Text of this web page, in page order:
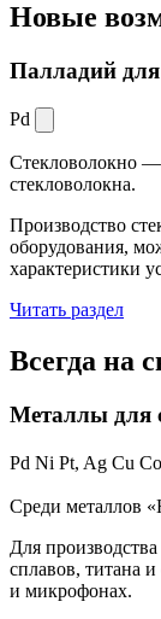
Новые
Палладий для
Pd
Стекловолокно —
стекловолокна.
Производство
оборудования,
характеристики
Читать раздел
Всегда на
Металлы для
Pd Ni Pt, Ag Cu Co
Среди металлов
Для
сплавов, титана
и микрофонах.